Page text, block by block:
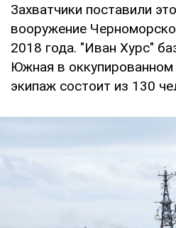
Захватчики поставили
вооружение
2018 года. "Иван Хурс"
Южная в оккупированном
экипаж состоит из 130